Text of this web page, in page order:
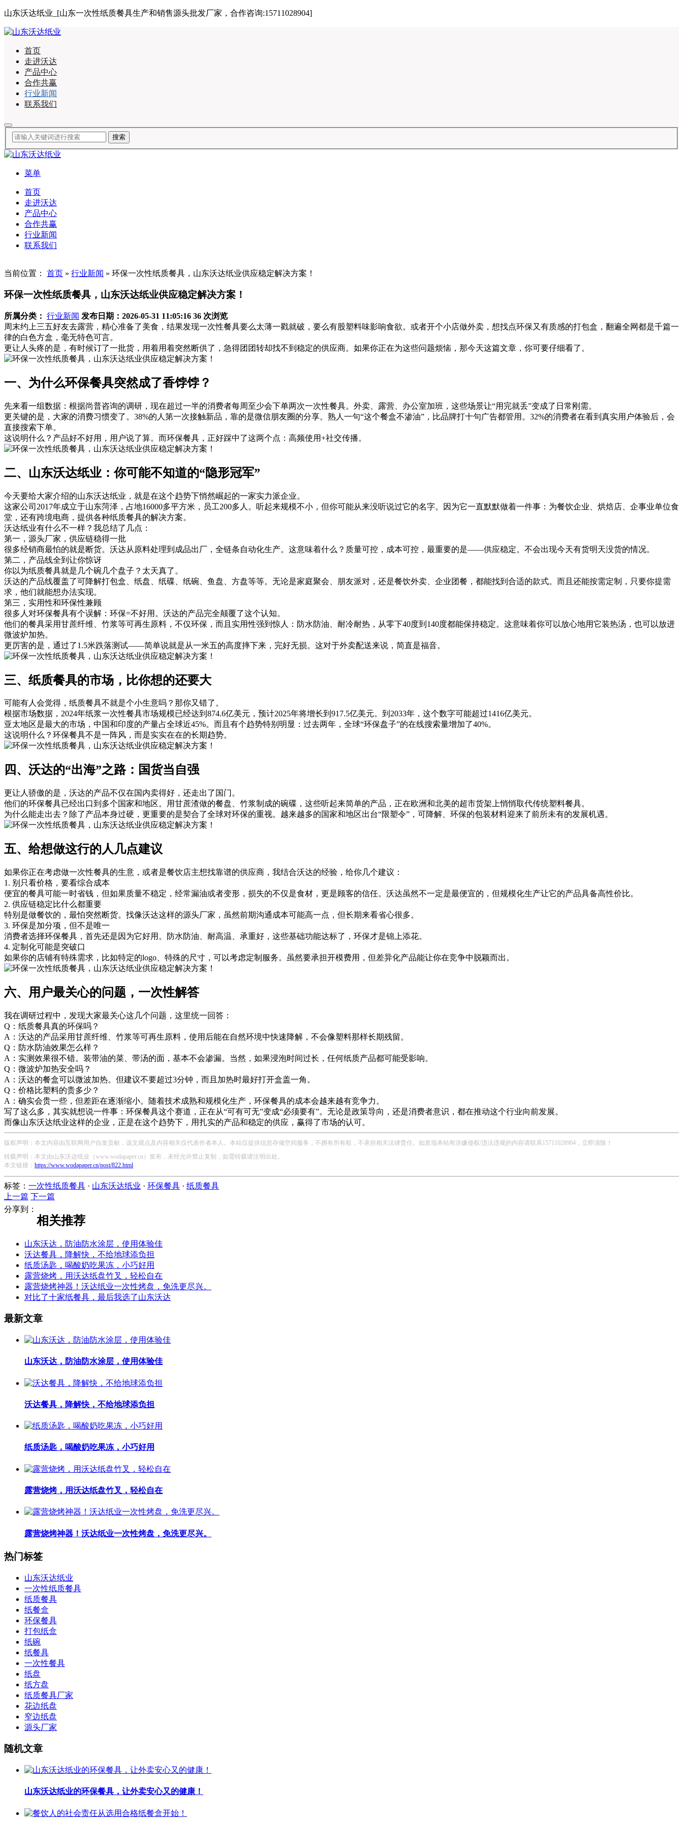
山东沃达纸业_[山东一次性纸质餐具生产和销售源头批发厂家，合作咨询:15711028904]
首页
走进沃达
产品中心
合作共赢
行业新闻
联系我们
菜单
首页
走进沃达
产品中心
合作共赢
行业新闻
联系我们
当前位置： 首页 » 行业新闻 » 环保一次性纸质餐具，山东沃达纸业供应稳定解决方案！
环保一次性纸质餐具，山东沃达纸业供应稳定解决方案！
所属分类： 行业新闻 发布日期：2026-05-31 11:05:16 36 次浏览
周末约上三五好友去露营，精心准备了美食，结果发现一次性餐具要么太薄一戳就破，要么有股塑料味影响食欲。或者开个小店做外卖，想找点环保又有质感的打包盒，翻遍全网都是千篇一
律的白色方盒，毫无特色可言。
更让人头疼的是，有时候订了一批货，用着用着突然断供了，急得团团转却找不到稳定的供应商。如果你正在为这些问题烦恼，那今天这篇文章，你可要仔细看了。
一、为什么环保餐具突然成了香饽饽？
先来看一组数据：根据尚普咨询的调研，现在超过一半的消费者每周至少会下单两次一次性餐具。外卖、露营、办公室加班，这些场景让“用完就丢”变成了日常刚需。
更关键的是，大家的消费习惯变了。38%的人第一次接触新品，靠的是微信朋友圈的分享。熟人一句“这个餐盒不渗油”，比品牌打十句广告都管用。32%的消费者在看到真实用户体验后，会
直接搜索下单。
这说明什么？产品好不好用，用户说了算。而环保餐具，正好踩中了这两个点：高频使用+社交传播。
二、山东沃达纸业：你可能不知道的“隐形冠军”
今天要给大家介绍的山东沃达纸业，就是在这个趋势下悄然崛起的一家实力派企业。
这家公司2017年成立于山东菏泽，占地16000多平方米，员工200多人。听起来规模不小，但你可能从来没听说过它的名字。因为它一直默默做着一件事：为餐饮企业、烘焙店、企事业单位食
堂，还有跨境电商，提供各种纸质餐具的解决方案。
沃达纸业有什么不一样？我总结了几点：
第一，源头厂家，供应链稳得一批
很多经销商最怕的就是断货。沃达从原料处理到成品出厂，全链条自动化生产。这意味着什么？质量可控，成本可控，最重要的是——供应稳定。不会出现今天有货明天没货的情况。
第二，产品线全到让你惊讶
你以为纸质餐具就是几个碗几个盘子？太天真了。
沃达的产品线覆盖了可降解打包盒、纸盘、纸碟、纸碗、鱼盘、方盘等等。无论是家庭聚会、朋友派对，还是餐饮外卖、企业团餐，都能找到合适的款式。而且还能按需定制，只要你提需
求，他们就能想办法实现。
第三，实用性和环保性兼顾
很多人对环保餐具有个误解：环保=不好用。沃达的产品完全颠覆了这个认知。
他们的餐具采用甘蔗纤维、竹浆等可再生原料，不仅环保，而且实用性强到惊人：防水防油、耐冷耐热，从零下40度到140度都能保持稳定。这意味着你可以放心地用它装热汤，也可以放进
微波炉加热。
更厉害的是，通过了1.5米跌落测试——简单说就是从一米五的高度摔下来，完好无损。这对于外卖配送来说，简直是福音。
三、纸质餐具的市场，比你想的还要大
可能有人会觉得，纸质餐具不就是个小生意吗？那你又错了。
根据市场数据，2024年纸浆一次性餐具市场规模已经达到874.6亿美元，预计2025年将增长到917.5亿美元。到2033年，这个数字可能超过1416亿美元。
亚太地区是最大的市场，中国和印度的产量占全球近45%。而且有个趋势特别明显：过去两年，全球“环保盘子”的在线搜索量增加了40%。
这说明什么？环保餐具不是一阵风，而是实实在在的长期趋势。
四、沃达的“出海”之路：国货当自强
更让人骄傲的是，沃达的产品不仅在国内卖得好，还走出了国门。
他们的环保餐具已经出口到多个国家和地区。用甘蔗渣做的餐盘、竹浆制成的碗碟，这些听起来简单的产品，正在欧洲和北美的超市货架上悄悄取代传统塑料餐具。
为什么能走出去？除了产品本身过硬，更重要的是契合了全球对环保的重视。越来越多的国家和地区出台“限塑令”，可降解、环保的包装材料迎来了前所未有的发展机遇。
五、给想做这行的人几点建议
如果你正在考虑做一次性餐具的生意，或者是餐饮店主想找靠谱的供应商，我结合沃达的经验，给你几个建议：
1. 别只看价格，要看综合成本
便宜的餐具可能一时省钱，但如果质量不稳定，经常漏油或者变形，损失的不仅是食材，更是顾客的信任。沃达虽然不一定是最便宜的，但规模化生产让它的产品具备高性价比。
2. 供应链稳定比什么都重要
特别是做餐饮的，最怕突然断货。找像沃达这样的源头厂家，虽然前期沟通成本可能高一点，但长期来看省心很多。
3. 环保是加分项，但不是唯一
消费者选择环保餐具，首先还是因为它好用。防水防油、耐高温、承重好，这些基础功能达标了，环保才是锦上添花。
4. 定制化可能是突破口
如果你的店铺有特殊需求，比如特定的logo、特殊的尺寸，可以考虑定制服务。虽然要承担开模费用，但差异化产品能让你在竞争中脱颖而出。
六、用户最关心的问题，一次性解答
我在调研过程中，发现大家最关心这几个问题，这里统一回答：
Q：纸质餐具真的环保吗？
A：沃达的产品采用甘蔗纤维、竹浆等可再生原料，使用后能在自然环境中快速降解，不会像塑料那样长期残留。
Q：防水防油效果怎么样？
A：实测效果很不错。装带油的菜、带汤的面，基本不会渗漏。当然，如果浸泡时间过长，任何纸质产品都可能受影响。
Q：微波炉加热安全吗？
A：沃达的餐盒可以微波加热。但建议不要超过3分钟，而且加热时最好打开盒盖一角。
Q：价格比塑料的贵多少？
A：确实会贵一些，但差距在逐渐缩小。随着技术成熟和规模化生产，环保餐具的成本会越来越有竞争力。
写了这么多，其实就想说一件事：环保餐具这个赛道，正在从“可有可无”变成“必须要有”。无论是政策导向，还是消费者意识，都在推动这个行业向前发展。
而像山东沃达纸业这样的企业，正是在这个趋势下，用扎实的产品和稳定的供应，赢得了市场的认可。
版权声明：本文内容由互联网用户自发贡献，该文观点及内容相关仅代表作者本人。本站仅提供信息存储空间服务，不拥有所有权，不承担相关法律责任。如发现本站有涉嫌侵权/违法违规的内容请联系15711028904，立即清除！
转载声明：本文由山东沃达纸业（www.wodapaper.cn）发布，未经允许禁止复制，如需转载请注明出处。
本文链接： https://www.wodapaper.cn/post/822.html
标签： 一次性纸质餐具 · 山东沃达纸业 · 环保餐具 · 纸质餐具
上一篇 下一篇
分享到：
相关推荐
山东沃达，防油防水涂层，使用体验佳
沃达餐具，降解快，不给地球添负担
纸质汤匙，喝酸奶吃果冻，小巧好用
露营烧烤，用沃达纸盘竹叉，轻松自在
露营烧烤神器！沃达纸业一次性烤盘，免洗更尽兴。
对比了十家纸餐具，最后我选了山东沃达
最新文章
山东沃达，防油防水涂层，使用体验佳
沃达餐具，降解快，不给地球添负担
纸质汤匙，喝酸奶吃果冻，小巧好用
露营烧烤，用沃达纸盘竹叉，轻松自在
露营烧烤神器！沃达纸业一次性烤盘，免洗更尽兴。
热门标签
山东沃达纸业
一次性纸质餐具
纸质餐具
纸餐盒
环保餐具
打包纸盒
纸碗
纸餐具
一次性餐具
纸盘
纸方盘
纸质餐具厂家
花边纸盘
窄边纸盘
源头厂家
随机文章
山东沃达纸业的环保餐具，让外卖安心又的健康！